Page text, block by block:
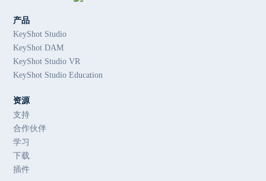
产品
KeyShot Studio
KeyShot DAM
KeyShot Studio VR
KeyShot Studio Education
资源
支持
合作伙伴
学习
下载
插件